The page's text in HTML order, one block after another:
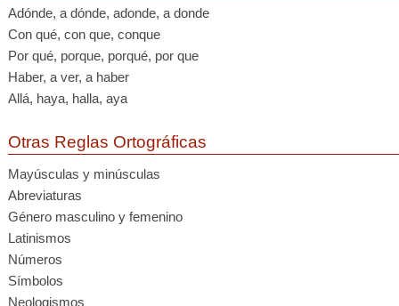
Adónde, a dónde, adonde, a donde
Con qué, con que, conque
Por qué, porque, porqué, por que
Haber, a ver, a haber
Allá, haya, halla, aya
Otras Reglas Ortográficas
Mayúsculas y minúsculas
Abreviaturas
Género masculino y femenino
Latinismos
Números
Símbolos
Neologismos